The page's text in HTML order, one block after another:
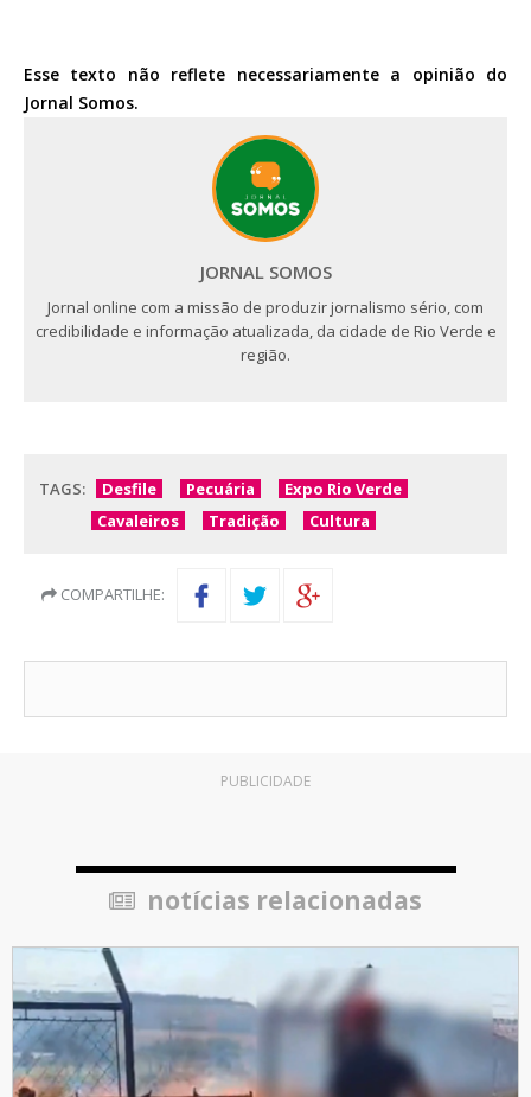
Esse texto não reflete necessariamente a opinião do
Jornal Somos.
JORNAL SOMOS
Jornal online com a missão de produzir jornalismo sério, com
credibilidade e informação atualizada, da cidade de Rio Verde e
região.
TAGS: Desfile Pecuária
Expo Rio Verde
Cavaleiros
Tradição Cultura
COMPARTILHE:
PUBLICIDADE
notícias relacionadas